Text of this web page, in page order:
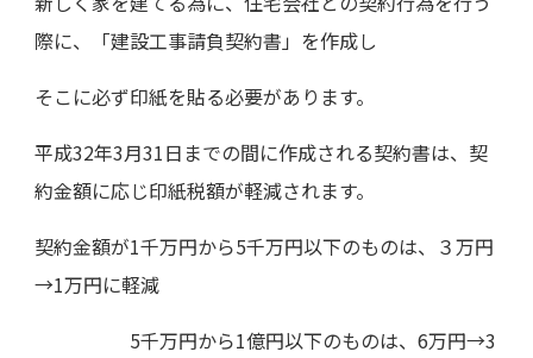
際に、「建設工事請負契約書」を作成し
そこに必ず印紙を貼る必要があります。
平成32年3月31日までの間に作成される契約書は、契
約金額に応じ印紙税額が軽減されます。
契約金額が1千万円から5千万円以下のものは、３万円
→1万円に軽減
5千万円から1億円以下のものは、6万円→3